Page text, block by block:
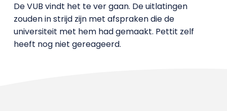
De VUB vindt het te ver gaan. De uitlatingen
zouden in strijd zijn met afspraken die de
universiteit met hem had gemaakt. Pettit zelf
heeft nog niet gereageerd.